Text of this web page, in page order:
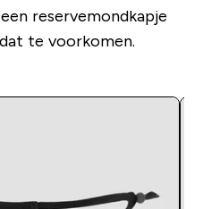
reservemondkapje
te voorkomen.